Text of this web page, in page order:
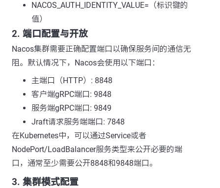
NACOS_AUTH_IDENTITY_VALUE=（标识键的
值）
2. 端口配置与开放
Nacos集群需要正确配置端口以确保服务间的通信无
阻。默认情况下，Nacos会使用以下端口：
主端口（HTTP）: 8848
客户端gRPC端口: 9848
服务端gRPC端口: 9849
Jraft请求服务端端口: 7848
在Kubernetes中，可以通过Service或者
NodePort/LoadBalancer服务类型来公开必要的端
口，通常至少需要公开8848和9848端口。
3. 集群模式配置